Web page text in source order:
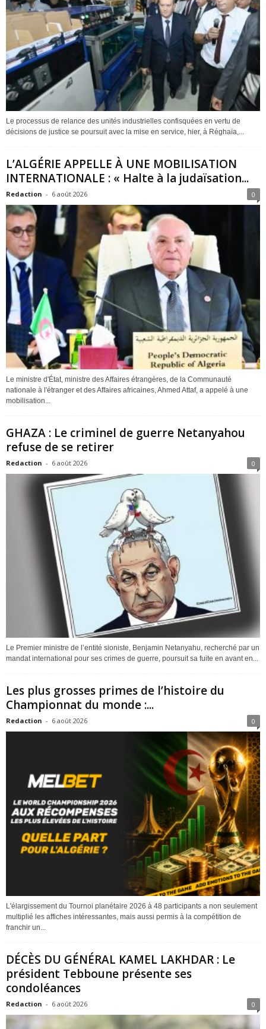
Le processus de relance des unités industrielles confisquées en vertu de
décisions de justice se poursuit avec la mise en service, hier, à Réghaïa,...
L’ALGÉRIE APPELLE À UNE MOBILISATION
INTERNATIONALE : « Halte à la judaïsation...
Redaction - 6 août 2026 0
Le ministre d'État, ministre des Affaires étrangères, de la Communauté
nationale à l'étranger et des Affaires africaines, Ahmed Attaf, a appelé à une
mobilisation...
GHAZA : Le criminel de guerre Netanyahou
refuse de se retirer
Redaction - 6 août 2026 0
Le Premier ministre de l’entité sioniste, Benjamin Netanyahu, recherché par un
mandat international pour ses crimes de guerre, poursuit sa fuite en avant en...
Les plus grosses primes de l’histoire du
Championnat du monde :...
Redaction - 6 août 2026 0
L'élargissement du Tournoi planétaire 2026 à 48 participants a non seulement
multiplié les affiches intéressantes, mais aussi permis à la compétition de
franchir un...
DÉCÈS DU GÉNÉRAL KAMEL LAKHDAR : Le
président Tebboune présente ses
condoléances
Redaction - 6 août 2026 0